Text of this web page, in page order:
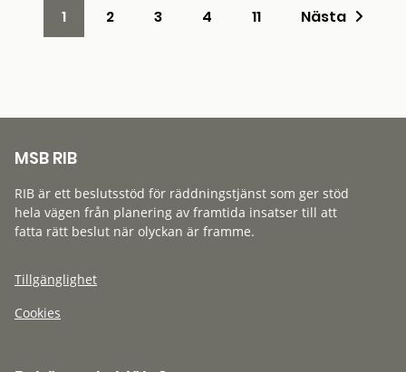
1 2 3 4 11 Nästa
MSB RIB
RIB är ett beslutsstöd för räddningstjänst som ger stöd
hela vägen från planering av framtida insatser till att
fatta rätt beslut när olyckan är framme.
Tillgänglighet
Cookies